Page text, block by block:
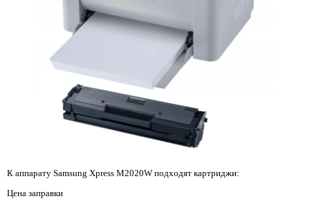
К аппарату Samsung Xpress M2020W подходят картриджи:
Цена заправки